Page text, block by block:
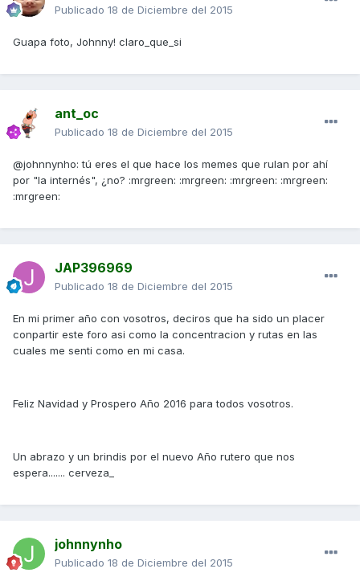
Publicado 18 de Diciembre del 2015
Guapa foto, Johnny! claro_que_si
ant_oc
Publicado 18 de Diciembre del 2015
@johnnynho: tú eres el que hace los memes que rulan por ahí
por "la internés", ¿no? :mrgreen: :mrgreen: :mrgreen: :mrgreen:
:mrgreen:
JAP396969
Publicado 18 de Diciembre del 2015
En mi primer año con vosotros, deciros que ha sido un placer
conpartir este foro asi como la concentracion y rutas en las
cuales me senti como en mi casa.
Feliz Navidad y Prospero Año 2016 para todos vosotros.
Un abrazo y un brindis por el nuevo Año rutero que nos
espera....... cerveza_
johnnynho
Publicado 18 de Diciembre del 2015